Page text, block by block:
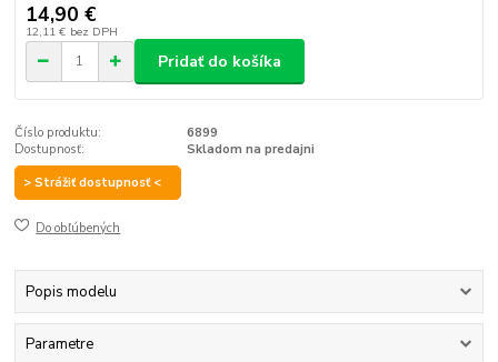
14,90 €
12,11 € bez DPH
Pridať do košíka
Číslo produktu:
6899
Dostupnosť:
Skladom na predajni
> Strážiť dostupnosť <
Do obľúbených
Popis modelu
Parametre